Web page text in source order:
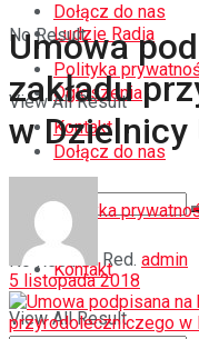
Dołącz do nas
Polityka
Kontakt
No Result
View All Result
Ludzie Radia
Ogłoszenia
Dołącz do nas
Polityka
Kontakt
No Result
View All Result
Umowa
zakładu
w Dzielnicy
Red. admin
5 listopada 2018